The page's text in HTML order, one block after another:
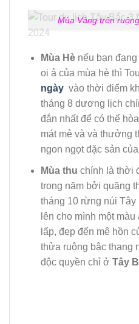
Mùa Vàng trên
Mùa Hènếu bạn đang
oi ả của mùa hè thì
ngày vào thời điểm
tháng 8 dương lịch
đắn nhất để có thể
mát mẻ và và thưởng
ngon ngọt đặc sản
Mùa thu chính là thời
trong năm bởi quãng
tháng 10 rừng núi
lên cho mình một
lấp, đẹp đến mê hồn
thửa ruộng bậc thang
độc quyền chỉ ở Tây